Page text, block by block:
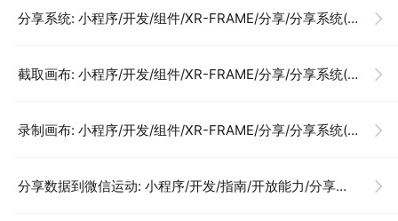
分享系统: 小程序/开发/组件/XR-FRAME/分享/分享系统(ShareSystem)
截取画布: 小程序/开发/组件/XR-FRAME/分享/分享系统(ShareSystem)
录制画布: 小程序/开发/组件/XR-FRAME/分享/分享系统(ShareSystem)
分享数据到微信运动: 小程序/开发/指南/开放能力/分享数据到微信运动